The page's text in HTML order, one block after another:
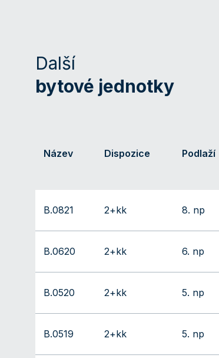
Další
bytové jednotky
Název Dispozice Podlaží
B.0821 2+kk 8. np
B.0620 2+kk 6. np
B.0520 2+kk 5. np
B.0519 2+kk 5. np